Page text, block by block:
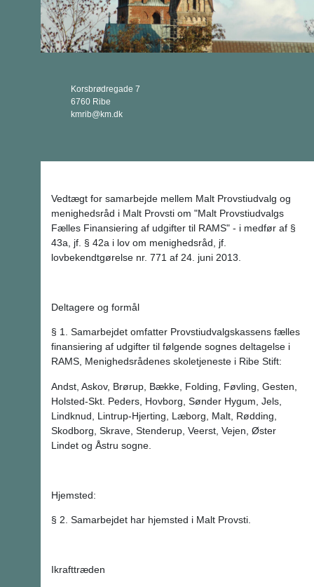
Korsbrødregade 7
6760 Ribe
kmrib@km.dk
Vedtægt for samarbejde mellem Malt Provstiudvalg og
menighedsråd i Malt Provsti om "Malt Provstiudvalgs
Fælles Finansiering af udgifter til RAMS" - i medfør af §
43a, jf. § 42a i lov om menighedsråd, jf.
lovbekendtgørelse nr. 771 af 24. juni 2013.
Deltagere og formål
§ 1. Samarbejdet omfatter Provstiudvalgskassens fælles
finansiering af udgifter til følgende sognes deltagelse i
RAMS, Menighedsrådenes skoletjeneste i Ribe Stift:
Andst, Askov, Brørup, Bække, Folding, Føvling, Gesten,
Holsted-Skt. Peders, Hovborg, Sønder Hygum, Jels,
Lindknud, Lintrup-Hjerting, Læborg, Malt, Rødding,
Skodborg, Skrave, Stenderup, Veerst, Vejen, Øster
Lindet og Åstru sogne.
Hjemsted:
§ 2. Samarbejdet har hjemsted i Malt Provsti.
Ikrafttræden